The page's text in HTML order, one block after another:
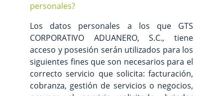
personales?
Los datos personales a los que GTS
CORPORATIVO ADUANERO, S.C., tiene
acceso y posesión serán utilizados para los
siguientes fines que son necesarios para el
correcto servicio que solicita: facturación,
cobranza, gestión de servicios o negocios,